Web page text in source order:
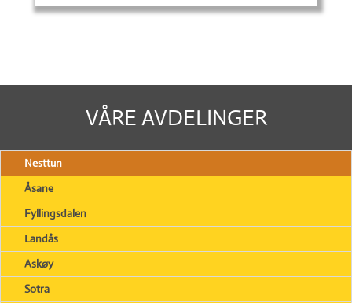
VÅRE AVDELINGER
Nesttun
Åsane
Fyllingsdalen
Landås
Askøy
Sotra